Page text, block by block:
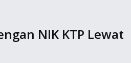
NIK KTP Lewat